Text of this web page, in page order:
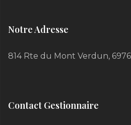
Notre Adresse
814 Rte du Mont Verdun,
Contact Gestionnaire